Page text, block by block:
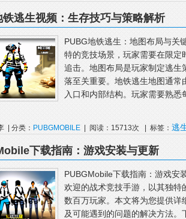
铁逃生视频：生存技巧与策略解析
PUBG地铁逃生：地图布局与关
特的竞技场景，玩家需要在限
追击。地图布局是玩家制定逃
落至关重要。地铁逃生地图通
入口和内部结构。玩家需要熟
| 分类： PUBGMOBILE | 阅读：15713次 | 标签： 逃
下载指南：游戏安装与更新
PUBGMobile下载指南：游戏安
欢迎的战术竞技手游，以其独
数百万玩家。本文将为您提供
及可能遇到的问题的解决方法